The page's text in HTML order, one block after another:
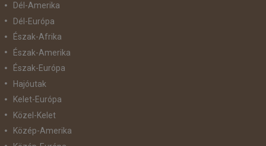
Dél-Amerika
Dél-Európa
Észak-Afrika
Észak-Amerika
Észak-Európa
Hajóutak
Kelet-Európa
Közel-Kelet
Közép-Amerika